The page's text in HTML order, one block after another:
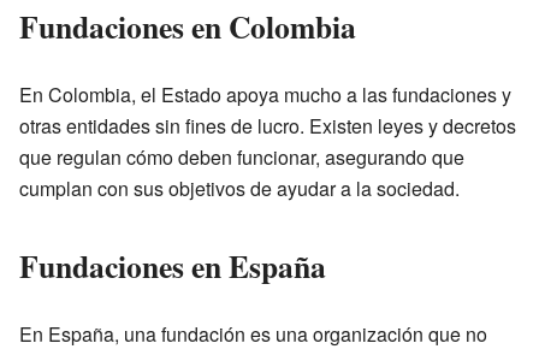
Fundaciones en Colombia
En Colombia, el Estado apoya mucho a las fundaciones y
otras entidades sin fines de lucro. Existen leyes y decretos
que regulan cómo deben funcionar, asegurando que
cumplan con sus objetivos de ayudar a la sociedad.
Fundaciones en España
En España, una fundación es una organización que no